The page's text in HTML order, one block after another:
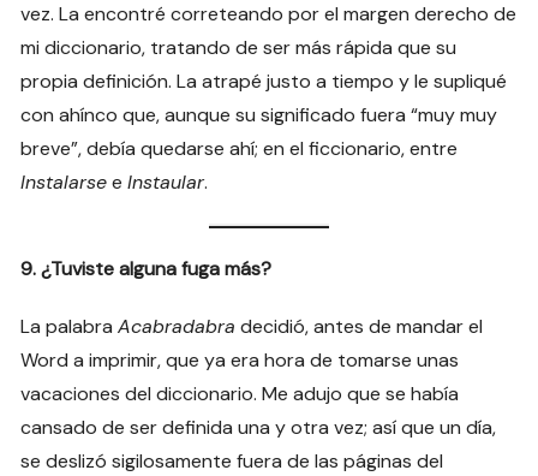
vez. La encontré correteando por el margen derecho de
mi diccionario, tratando de ser más rápida que su
propia definición. La atrapé justo a tiempo y le supliqué
con ahínco que, aunque su significado fuera “muy muy
breve”, debía quedarse ahí; en el ficcionario, entre
InstalarseeInstaular.
9. ¿Tuviste alguna fuga más?
La palabraAcabradabra decidió, antes de mandar el
Word a imprimir, que ya era hora de tomarse unas
vacaciones del diccionario. Me adujo que se había
cansado de ser definida una y otra vez; así que un día,
se deslizó sigilosamente fuera de las páginas del